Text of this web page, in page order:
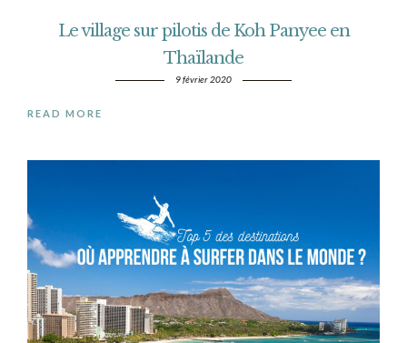
Le village sur pilotis de Koh Panyee en
Thaïlande
9 février 2020
READ MORE